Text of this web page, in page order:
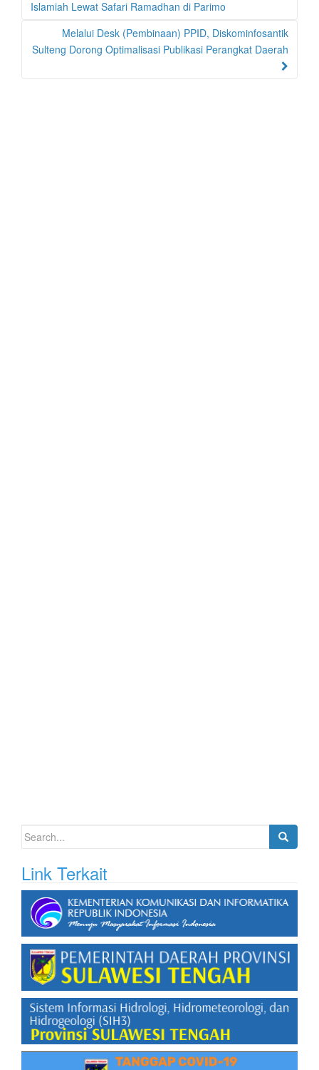
navigation
Islamiah Lewat Safari Ramadhan di Parimo
Melalui Desk (Pembinaan) PPID, Diskominfosantik
Sulteng Dorong Optimalisasi Publikasi Perangkat Daerah
Search
Link Terkait